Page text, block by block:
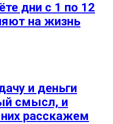
дни с 1 по 12
на жизнь
и деньги
смысл, и
расскажем